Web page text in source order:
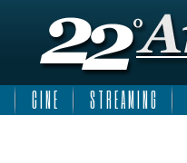
C I N E S T R E A M I N G